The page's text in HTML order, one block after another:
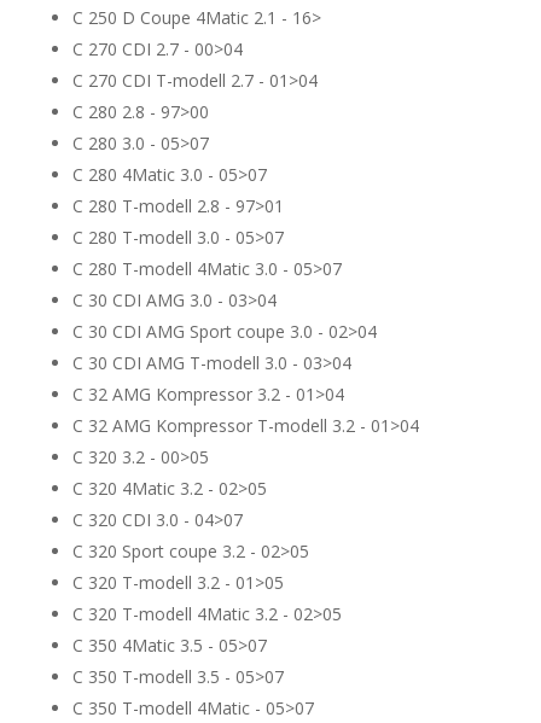
C 250 D Coupe 4Matic 2.1 - 16>
C 270 CDI 2.7 - 00>04
C 270 CDI T-modell 2.7 - 01>04
C 280 2.8 - 97>00
C 280 3.0 - 05>07
C 280 4Matic 3.0 - 05>07
C 280 T-modell 2.8 - 97>01
C 280 T-modell 3.0 - 05>07
C 280 T-modell 4Matic 3.0 - 05>07
C 30 CDI AMG 3.0 - 03>04
C 30 CDI AMG Sport coupe 3.0 - 02>04
C 30 CDI AMG T-modell 3.0 - 03>04
C 32 AMG Kompressor 3.2 - 01>04
C 32 AMG Kompressor T-modell 3.2 - 01>04
C 320 3.2 - 00>05
C 320 4Matic 3.2 - 02>05
C 320 CDI 3.0 - 04>07
C 320 Sport coupe 3.2 - 02>05
C 320 T-modell 3.2 - 01>05
C 320 T-modell 4Matic 3.2 - 02>05
C 350 4Matic 3.5 - 05>07
C 350 T-modell 3.5 - 05>07
C 350 T-modell 4Matic - 05>07